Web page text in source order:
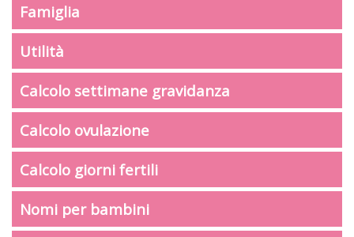
Famiglia
Utilità
Calcolo settimane gravidanza
Calcolo ovulazione
Calcolo giorni fertili
Nomi per bambini